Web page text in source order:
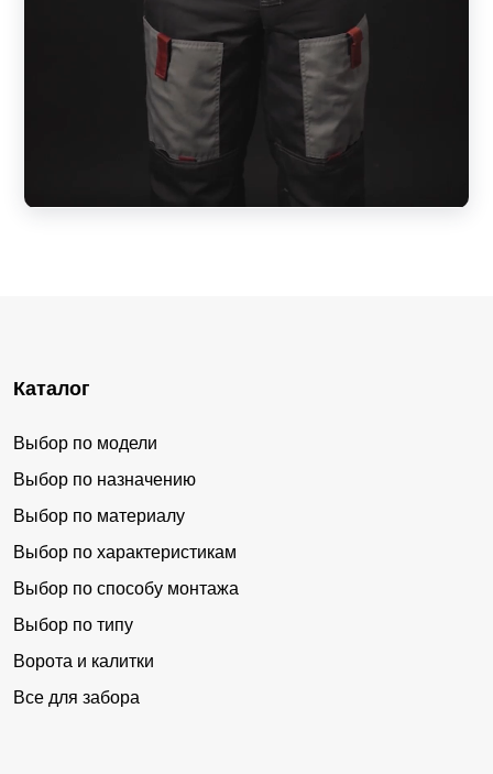
Каталог
Выбор по модели
Выбор по назначению
Выбор по материалу
Выбор по характеристикам
Выбор по способу монтажа
Выбор по типу
Ворота и калитки
Все для забора